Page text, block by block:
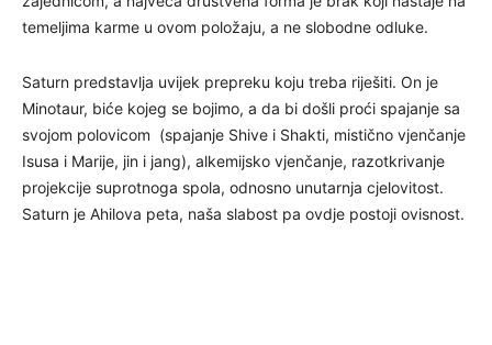
temeljima karme u ovom položaju, a ne slobodne odluke.
Saturn predstavlja uvijek prepreku koju treba riješiti. On je
Minotaur, biće kojeg se bojimo, a da bi došli proći spajanje sa
svojom polovicom (spajanje Shive i Shakti, mistično vjenčanje
Isusa i Marije, jin i jang), alkemijsko vjenčanje, razotkrivanje
projekcije suprotnoga spola, odnosno unutarnja cjelovitost.
Saturn je Ahilova peta, naša slabost pa ovdje postoji ovisnost.